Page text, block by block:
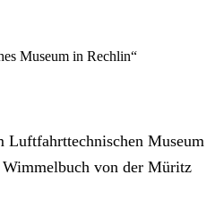
Museum in Rechlin“
Museum
von der Müritz